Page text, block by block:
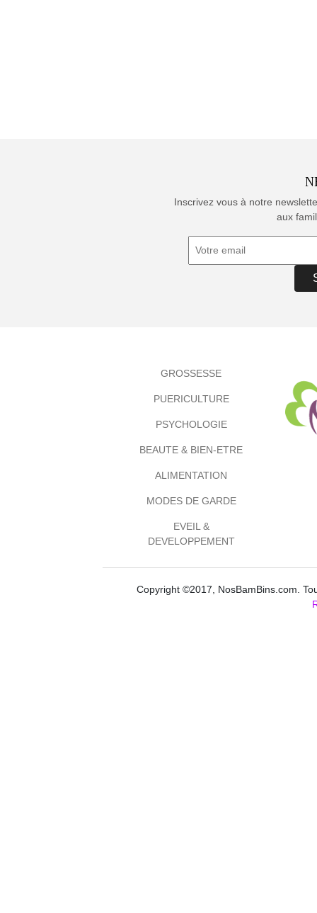
Inscrivez vous à notre
aux
GROSSESSE
PUERICULTURE
PSYCHOLOGIE
BEAUTE & BIEN-ETRE
ALIMENTATION
MODES DE GARDE
EVEIL &
DEVELOPPEMENT
Copyright ©2017, NosBamBins.com.